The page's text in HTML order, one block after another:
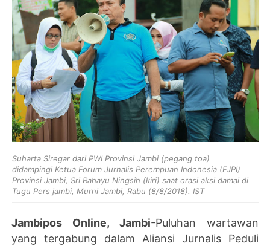
Suharta Siregar dari PWI Provinsi Jambi (pegang toa)
didampingi Ketua Forum Jurnalis Perempuan Indonesia (FJPI)
Provinsi Jambi, Sri Rahayu Ningsih (kiri) saat orasi aksi damai di
Tugu Pers jambi, Murni Jambi, Rabu (8/8/2018). IST
Jambipos Online, Jambi-Puluhan wartawan
yang tergabung dalam Aliansi Jurnalis Peduli